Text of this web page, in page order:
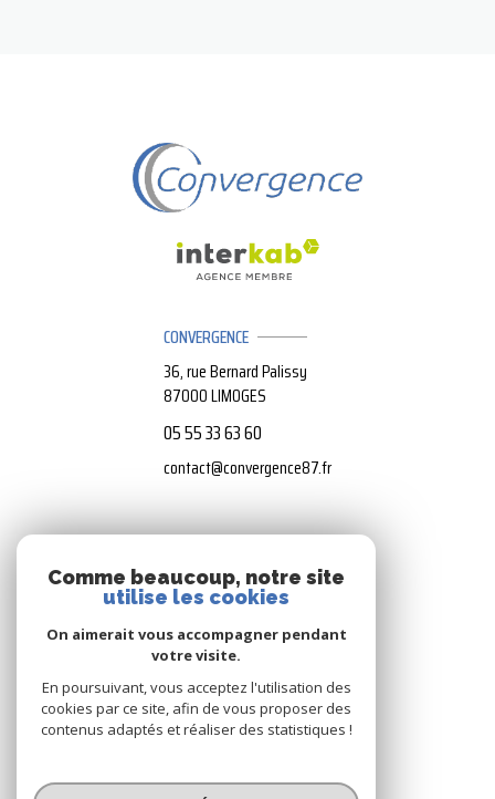
CONVERGENCE
36, rue Bernard Palissy
87000LIMOGES
05 55 33 63 60
contact@convergence87.fr
Nous suivre
© 2026 | Tous droits réservés
Comme beaucoup, notre site
utilise les cookies
On aimerait vous accompagner pendant
votre visite.
En poursuivant, vous acceptez l'utilisation des
cookies par ce site, afin de vous proposer des
contenus adaptés et réaliser des statistiques !